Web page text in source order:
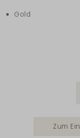
Gold
Zum